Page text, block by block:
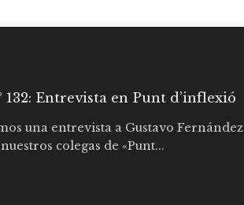
132: Entrevista en Punt d’inflexió
una entrevista a Gustavo Fernández
colegas de «Punt...